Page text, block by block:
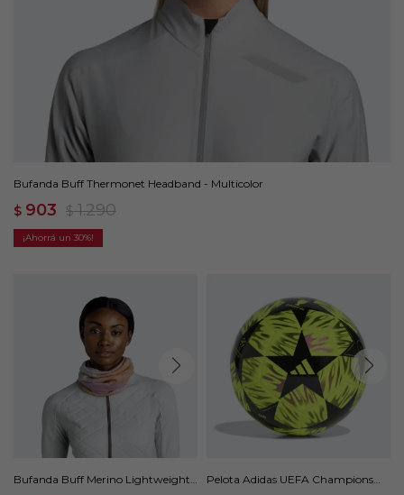
Bufanda Buff Thermonet Headband - Multicolor
$ 903 $ 1.290
30
Bufanda Buff Merino Lightweight -
Pelota Adidas UEFA Champions